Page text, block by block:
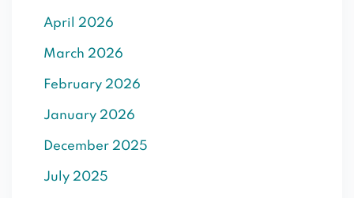
April 2026
March 2026
February 2026
January 2026
December 2025
July 2025
Already have an account?